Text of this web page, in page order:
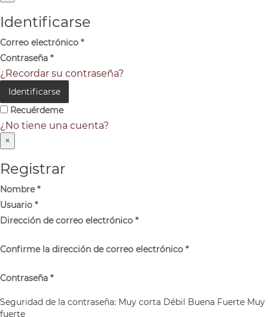
Identificarse
Correo electrónico *
Contraseña *
¿Recordar su contraseña?
Identificarse
Recuérdeme
¿No tiene una cuenta?
×
Registrar
Nombre*
Usuario *
Dirección de correo electrónico *
Confirme la dirección de correo electrónico *
Contraseña *
Seguridad de la contraseña: Muy corta Débil Buena Fuerte Muy
fuerte